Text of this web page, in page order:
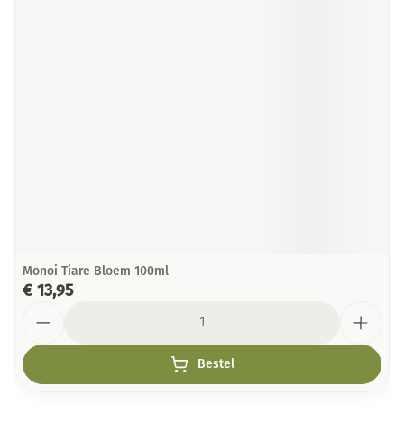
Monoi Tiare Bloem 100ml
€ 13,95
Bestel